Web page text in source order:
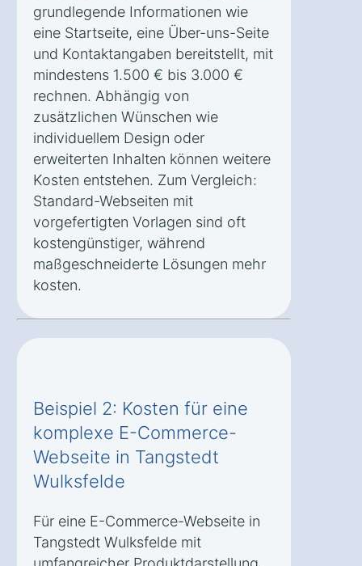
grundlegende Informationen wie
eine Startseite, eine Über-uns-Seite
und Kontaktangaben bereitstellt, mit
mindestens 1.500 € bis 3.000 €
rechnen. Abhängig von
zusätzlichen Wünschen wie
individuellem Design oder
erweiterten Inhalten können weitere
Kosten entstehen. Zum Vergleich:
Standard-Webseiten mit
vorgefertigten Vorlagen sind oft
kostengünstiger, während
maßgeschneiderte Lösungen mehr
kosten.
Beispiel 2: Kosten für eine
komplexe E-Commerce-
Webseite in Tangstedt
Wulksfelde
Für eine E-Commerce-Webseite in
Tangstedt Wulksfelde mit